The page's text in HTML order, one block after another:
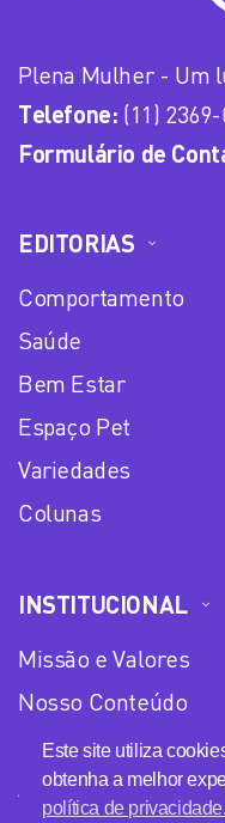
Este site utiliza
obtenha a melhor
política de privacidade.
Plena Mulher - Um
Telefone: (11)
Formulário de
EDITORIAS
Comportamento
Saúde
Bem Estar
Espaço Pet
Variedades
Colunas
INSTITUCIONAL
Missão e Valores
Nosso Conteúdo
Equipe
Anuncie no Plena